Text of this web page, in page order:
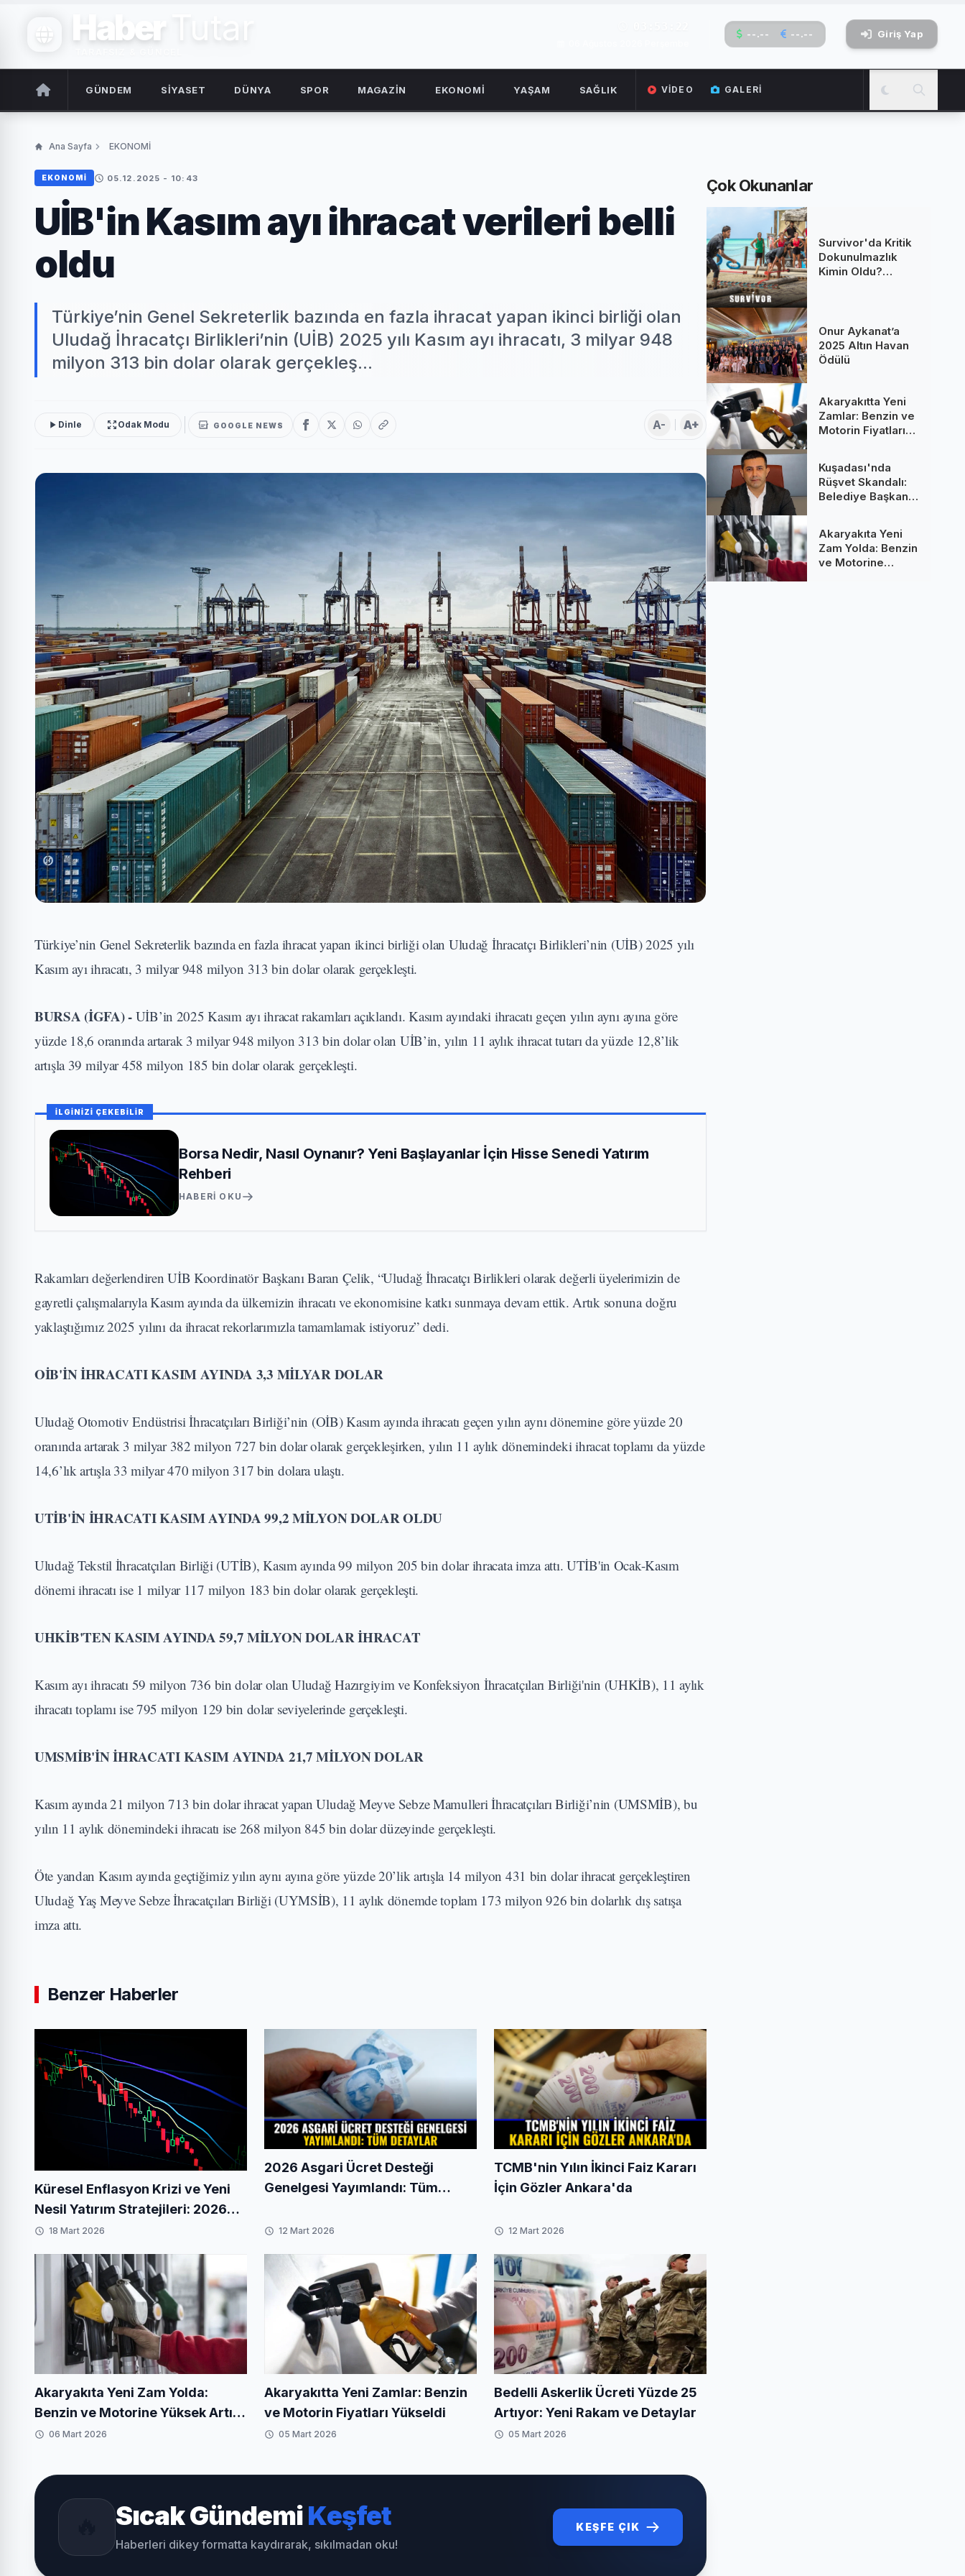
Haber Tutar --.-- --.-- Giriş Yap
GÜNDEM SİYASET DÜNYA SPOR MAGAZİN EKONOMİ YAŞAM SAĞLIK VIDEO GALERI
Ana Sayfa EKONOMİ
EKONOMİ 05.12.2025 - 10:43
UİB'in Kasım ayı ihracat verileri belli
oldu
Türkiye’nin Genel Sekreterlik bazında en fazla ihracat yapan ikinci birliği olan
Uludağ İhracatçı Birlikleri’nin (UİB) 2025 yılı Kasım ayı ihracatı, 3 milyar 948
milyon 313 bin dolar olarak gerçekleş...
Dinle Odak Modu GOOGLE NEWS A- A+
Türkiye’nin Genel Sekreterlik bazında en fazla ihracat yapan ikinci birliği olan Uludağ İhracatçı Birlikleri’nin (UİB) 2025 yılı
Kasım ayı ihracatı, 3 milyar 948 milyon 313 bin dolar olarak gerçekleşti.
BURSA (İGFA) - UİB’in 2025 Kasım ayı ihracat rakamları açıklandı. Kasım ayındaki ihracatı geçen yılın aynı ayına göre
yüzde 18,6 oranında artarak 3 milyar 948 milyon 313 bin dolar olan UİB’in, yılın 11 aylık ihracat tutarı da yüzde 12,8’lik
artışla 39 milyar 458 milyon 185 bin dolar olarak gerçekleşti.
İLGİNİZİ ÇEKEBİLİR
Borsa Nedir, Nasıl Oynanır? Yeni Başlayanlar İçin Hisse Senedi Yatırım
Rehberi
HABERI OKU
Rakamları değerlendiren UİB Koordinatör Başkanı Baran Çelik, “Uludağ İhracatçı Birlikleri olarak değerli üyelerimizin de
gayretli çalışmalarıyla Kasım ayında da ülkemizin ihracatı ve ekonomisine katkı sunmaya devam ettik. Artık sonuna doğru
yaklaştığımız 2025 yılını da ihracat rekorlarımızla tamamlamak istiyoruz” dedi.
OİB'İN İHRACATI KASIM AYINDA 3,3 MİLYAR DOLAR
Uludağ Otomotiv Endüstrisi İhracatçıları Birliği’nin (OİB) Kasım ayında ihracatı geçen yılın aynı dönemine göre yüzde 20
oranında artarak 3 milyar 382 milyon 727 bin dolar olarak gerçekleşirken, yılın 11 aylık dönemindeki ihracat toplamı da yüzde
14,6’lık artışla 33 milyar 470 milyon 317 bin dolara ulaştı.
UTİB'İN İHRACATI KASIM AYINDA 99,2 MİLYON DOLAR OLDU
Uludağ Tekstil İhracatçıları Birliği (UTİB), Kasım ayında 99 milyon 205 bin dolar ihracata imza attı. UTİB'in Ocak-Kasım
dönemi ihracatı ise 1 milyar 117 milyon 183 bin dolar olarak gerçekleşti.
UHKİB'TEN KASIM AYINDA 59,7 MİLYON DOLAR İHRACAT
Kasım ayı ihracatı 59 milyon 736 bin dolar olan Uludağ Hazırgiyim ve Konfeksiyon İhracatçıları Birliği'nin (UHKİB), 11 aylık
ihracatı toplamı ise 795 milyon 129 bin dolar seviyelerinde gerçekleşti.
UMSMİB'İN İHRACATI KASIM AYINDA 21,7 MİLYON DOLAR
Kasım ayında 21 milyon 713 bin dolar ihracat yapan Uludağ Meyve Sebze Mamulleri İhracatçıları Birliği’nin (UMSMİB), bu
yılın 11 aylık dönemindeki ihracatı ise 268 milyon 845 bin dolar düzeyinde gerçekleşti.
Öte yandan Kasım ayında geçtiğimiz yılın aynı ayına göre yüzde 20’lik artışla 14 milyon 431 bin dolar ihracat gerçekleştiren
Uludağ Yaş Meyve Sebze İhracatçıları Birliği (UYMSİB), 11 aylık dönemde toplam 173 milyon 926 bin dolarlık dış satışa
imza attı.
Benzer Haberler
Küresel Enflasyon Krizi ve Yeni
Nesil Yatırım Stratejileri: 2026
Beklentileri
18 Mart 2026
2026 Asgari Ücret Desteği
Genelgesi Yayımlandı: Tüm
12 Mart 2026
TCMB'nin Yılın İkinci Faiz Kararı
İçin Gözler Ankara'da
12 Mart 2026
Akaryakıta Yeni Zam Yolda:
Benzin ve Motorine Yüksek Artış
Bekleniyor
06 Mart 2026
Akaryakıtta Yeni Zamlar: Benzin
ve Motorin Fiyatları Yükseldi
05 Mart 2026
Bedelli Askerlik Ücreti Yüzde 25
Artıyor: Yeni Rakam ve Detaylar
05 Mart 2026
Sıcak GündemiKeşfet
Haberleri dikey formatta kaydırarak, sıkılmadan oku!
KEŞFE ÇIK
Çok Okunanlar
Survivor'da Kritik
Dokunulmazlık
Kimin Oldu?
Onur Aykanat’a
2025 Altın Havan
Ödülü
Akaryakıtta Yeni
Zamlar: Benzin ve
Motorin Fiyatları
Kuşadası'nda
Rüşvet Skandalı:
Belediye Başkanı
Görevden
Uzaklaştırıldı
Akaryakıta Yeni
Zam Yolda: Benzin
ve Motorine